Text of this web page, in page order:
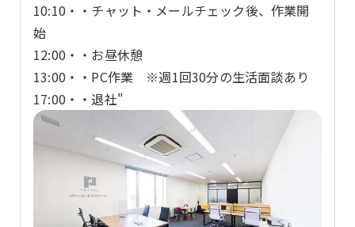
10:10・・チャット・メールチェック後、作業開
始
12:00・・お昼休憩
13:00・・PC作業 ※週1回30分の生活面談あり
17:00・・退社"